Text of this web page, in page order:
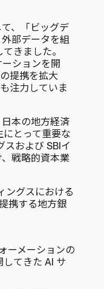
、「ビッグデ
部データを組
きました。
ションを開
提携を拡大
注力していま
本の地方経済
とって重要な
スおよび SBIイ
戦略的資本業
ングスにおける
携する地方銀
ーメーションの
てきた AI サ